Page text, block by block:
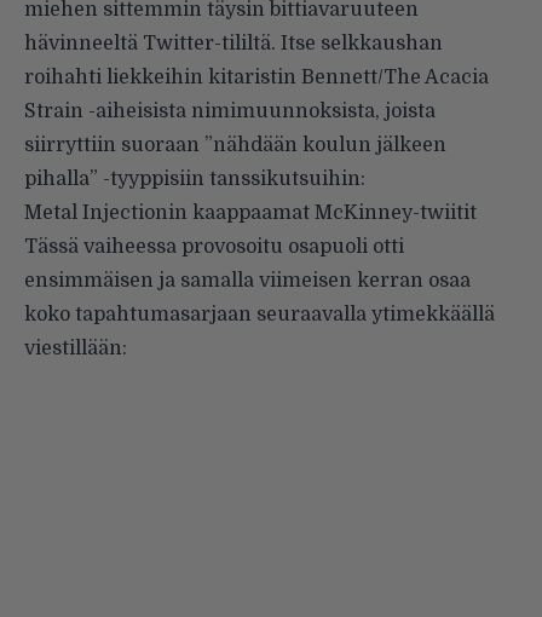
miehen sittemmin täysin bittiavaruuteen
hävinneeltä Twitter-tililtä. Itse selkkaushan
roihahti liekkeihin kitaristin Bennett/The Acacia
Strain -aiheisista nimimuunnoksista, joista
siirryttiin suoraan ”nähdään koulun jälkeen
pihalla” -tyyppisiin tanssikutsuihin:
Metal Injectionin kaappaamat McKinney-twiitit
Tässä vaiheessa provosoitu osapuoli otti
ensimmäisen ja samalla viimeisen kerran osaa
koko tapahtumasarjaan seuraavalla ytimekkäällä
viestillään: